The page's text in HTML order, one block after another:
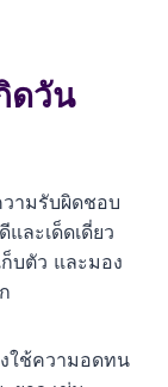
ดวัน
ามรับผิดชอบ
ละเด็ดเดี่ยว
บตัว และมอง
ใช้ความอดทน